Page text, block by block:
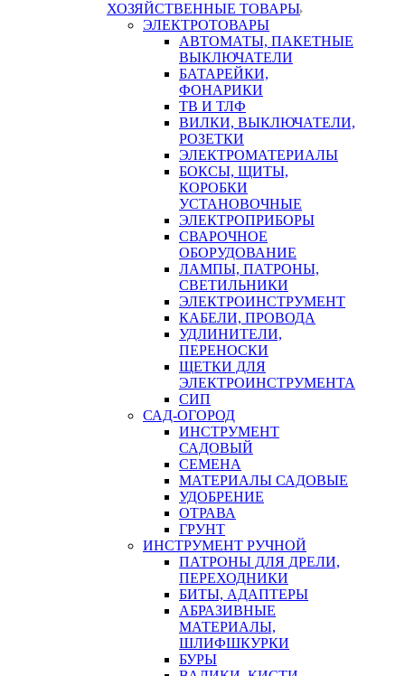
ХОЗЯЙСТВЕННЫЕ ТОВАРЫ
ЭЛЕКТРОТОВАРЫ
АВТОМАТЫ, ПАКЕТНЫЕ
ВЫКЛЮЧАТЕЛИ
БАТАРЕЙКИ,
ФОНАРИКИ
ТВ И ТЛФ
ВИЛКИ, ВЫКЛЮЧАТЕЛИ,
РОЗЕТКИ
ЭЛЕКТРОМАТЕРИАЛЫ
БОКСЫ, ЩИТЫ,
КОРОБКИ
УСТАНОВОЧНЫЕ
ЭЛЕКТРОПРИБОРЫ
СВАРОЧНОЕ
ОБОРУДОВАНИЕ
ЛАМПЫ, ПАТРОНЫ,
СВЕТИЛЬНИКИ
ЭЛЕКТРОИНСТРУМЕНТ
КАБЕЛИ, ПРОВОДА
УДЛИНИТЕЛИ,
ПЕРЕНОСКИ
ЩЕТКИ ДЛЯ
ЭЛЕКТРОИНСТРУМЕНТА
СИП
САД-ОГОРОД
ИНСТРУМЕНТ
САДОВЫЙ
СЕМЕНА
МАТЕРИАЛЫ САДОВЫЕ
УДОБРЕНИЕ
ОТРАВА
ГРУНТ
ИНСТРУМЕНТ РУЧНОЙ
ПАТРОНЫ ДЛЯ ДРЕЛИ,
ПЕРЕХОДНИКИ
БИТЫ, АДАПТЕРЫ
АБРАЗИВНЫЕ
МАТЕРИАЛЫ,
ШЛИФШКУРКИ
БУРЫ